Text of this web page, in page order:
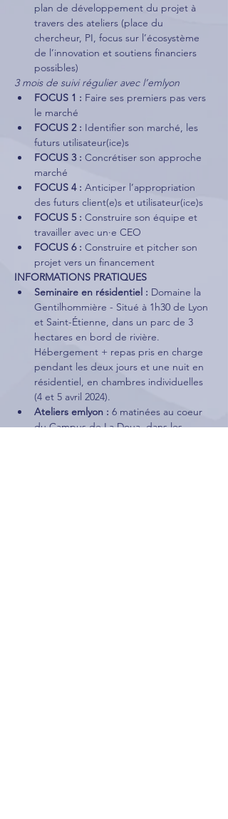
plan de développement du projet à
travers des ateliers (place du
chercheur, PI, focus sur l’écosystème
de l’innovation et soutiens financiers
possibles)
3 mois de suivi régulier avec l’emlyon
FOCUS 1 : Faire ses premiers pas vers
le marché
FOCUS 2 : Identifier son marché, les
futurs utilisateur(ice)s
FOCUS 3 : Concrétiser son approche
marché
FOCUS 4 : Anticiper l’appropriation
des futurs client(e)s et utilisateur(ice)s
FOCUS 5 : Construire son équipe et
travailler avec un·e CEO
FOCUS 6 : Construire et pitcher son
projet vers un financement
INFORMATIONS PRATIQUES
Seminaire en résidentiel : Domaine la
Gentilhommière - Situé à 1h30 de Lyon
et Saint-Étienne, dans un parc de 3
hectares en bord de rivière.
Hébergement + repas pris en charge
pendant les deux jours et une nuit en
résidentiel, en chambres individuelles
(4 et 5 avril 2024).
Ateliers emlyon : 6 matinées au coeur
du Campus de La Doua, dans les